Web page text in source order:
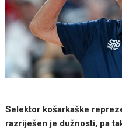
Selektor košarkaške
razriješen je dužnosti, pa